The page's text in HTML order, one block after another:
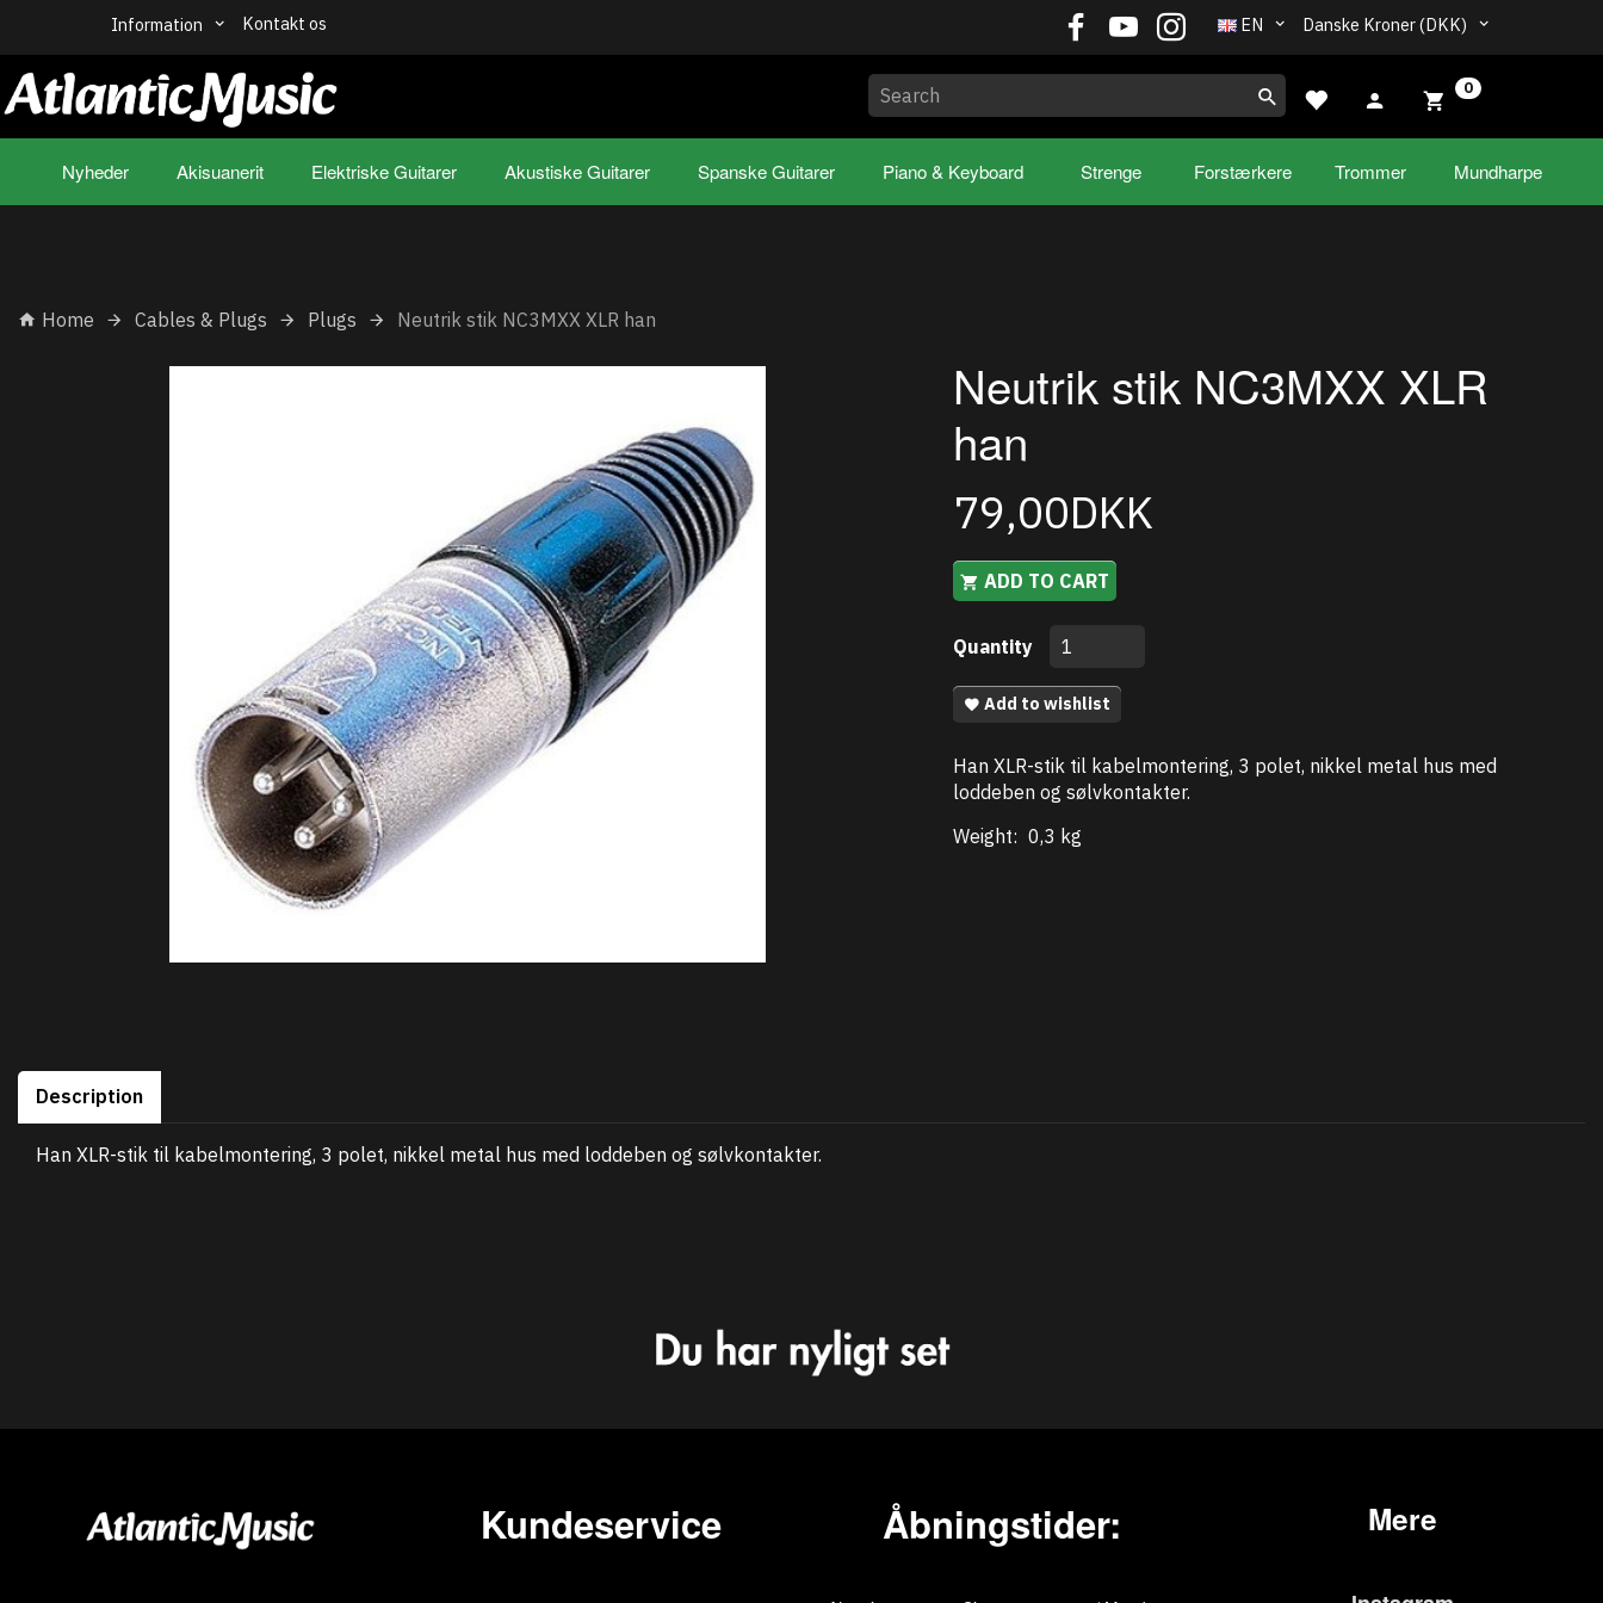
Danske Kroner (DKK)
EN
Information Kontakt os
0
Nyheder Akisuanerit Elektriske Guitarer Akustiske Guitarer Spanske Guitarer Piano & Keyboard Strenge Forstærkere Trommer Mundharpe
Home Cables & Plugs Plugs Neutrik stik NC3MXX XLR han
Neutrik stik NC3MXX XLR
han
79,00DKK
ADD TO CART
Quantity
Add to wishlist
Han XLR-stik til kabelmontering, 3 polet, nikkel metal hus med
loddeben og sølvkontakter.
Weight: 0,3 kg
Description
Han XLR-stik til kabelmontering, 3 polet, nikkel metal hus med loddeben og sølvkontakter.
Kundeservice Åbningstider: Mere